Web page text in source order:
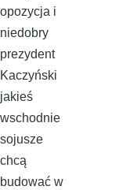
opozycja i
niedobry
prezydent
Kaczyński
jakieś
wschodnie
sojusze
chcą
budować w